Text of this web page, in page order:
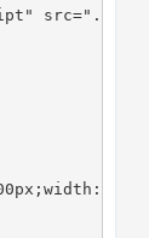
src="./